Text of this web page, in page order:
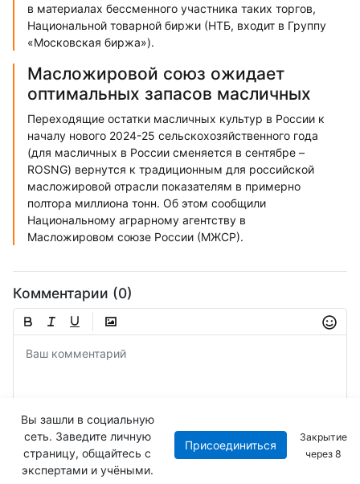
в материалах бессменного участника таких торгов,
Национальной товарной биржи (НТБ, входит в Группу
«Московская биржа»).
Масложировой союз ожидает
оптимальных запасов масличных
Переходящие остатки масличных культур в России к
началу нового 2024-25 сельскохозяйственного года
(для масличных в России сменяется в сентябре –
ROSNG) вернутся к традиционным для российской
масложировой отрасли показателям в примерно
полтора миллиона тонн. Об этом сообщили
Национальному аграрному агентству в
Масложировом союзе России (МЖСР).
Комментарии (0)
Отправить
Вы зашли в социальную
сеть. Заведите личную
страницу, общайтесь с
экспертами и учёными.
Присоединиться
Закрытие
через 8